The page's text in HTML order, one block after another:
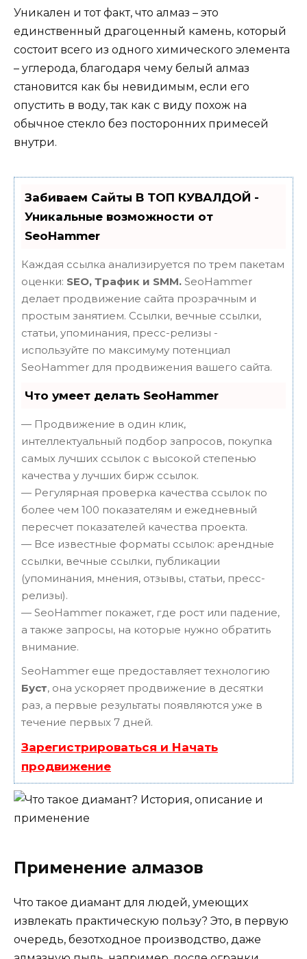
Уникален и тот факт, что алмаз – это
единственный драгоценный камень, который
состоит всего из одного химического элемента
– углерода, благодаря чему белый алмаз
становится как бы невидимым, если его
опустить в воду, так как с виду похож на
обычное стекло без посторонних примесей
внутри.
Забиваем Сайты В ТОП КУВАЛДОЙ -
Уникальные возможности от
SeoHammer
Каждая ссылка анализируется по трем пакетам
оценки: SEO, Трафик и SMM. SeoHammer
делает продвижение сайта прозрачным и
простым занятием. Ссылки, вечные ссылки,
статьи, упоминания, пресс-релизы -
используйте по максимуму потенциал
SeoHammer для продвижения вашего сайта.
Что умеет делать SeoHammer
— Продвижение в один клик,
интеллектуальный подбор запросов, покупка
самых лучших ссылок с высокой степенью
качества у лучших бирж ссылок.
— Регулярная проверка качества ссылок по
более чем 100 показателям и ежедневный
пересчет показателей качества проекта.
— Все известные форматы ссылок: арендные
ссылки, вечные ссылки, публикации
(упоминания, мнения, отзывы, статьи, пресс-
релизы).
— SeoHammer покажет, где рост или падение,
а также запросы, на которые нужно обратить
внимание.
SeoHammer еще предоставляет технологию
Буст, она ускоряет продвижение в десятки
раз, а первые результаты появляются уже в
течение первых 7 дней.
Зарегистрироваться и Начать
продвижение
Применение алмазов
Что такое диамант для людей, умеющих
извлекать практическую пользу? Это, в первую
очередь, безотходное производство, даже